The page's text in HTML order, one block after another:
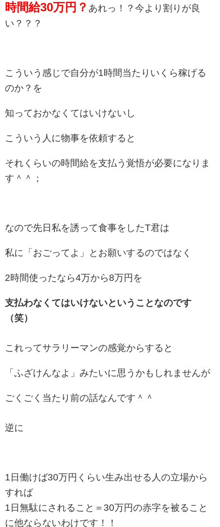
時間給30万円？ あれっ！？今より割りが良
い？？？
こういう感じで自分が1時間当たりいくら稼げる
のか？を
知っておかなくてはいけないし
こういう人に物事を依頼すると
それくらいの時間給を支払う覚悟が必要になりま
す＾＾；
なので先日私を誘って食事をしたT君は
私に「おごってよ」とお願いするのではなく
2時間使ったなら4万から8万円を
支払わなくてはいけないということなのです
（笑）
これってサラリーマンの感覚からすると
「ふざけんなよ」みたいに思うかもしれませんが
ごくごく当たり前の話なんです＾＾
逆に
1日働けば30万円くらい生み出せる人の立場から
すれば
1日無駄にされること＝30万円の赤字を被ること
に他ならないわけです！！